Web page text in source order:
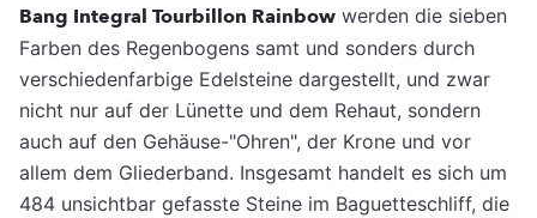
Bang Integral Tourbillon Rainbow werden die sieben
Farben des Regenbogens samt und sonders durch
verschiedenfarbige Edelsteine dargestellt, und zwar
nicht nur auf der Lünette und dem Rehaut, sondern
auch auf den Gehäuse-"Ohren", der Krone und vor
allem dem Gliederband. Insgesamt handelt es sich um
484 unsichtbar gefasste Steine im Baguetteschliff, die